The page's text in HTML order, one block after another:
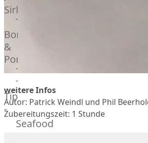
Veire
Wagyu
Beef
Ibérico
Joselito
Ibérico
70%
Bellota
Sirloin
T-
Bone
&
Porterhouse
Tomahawk
Tri
Tip
-
Bürgermeisterstück
Seafood
weitere Infos
Autor: Patrick Weindl und Phil
Zubereitungszeit: 1 Stunde